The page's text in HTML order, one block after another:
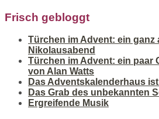
Frisch gebloggt
Türchen im Advent: ein ganz
Nikolausabend
Türchen im Advent: ein paar
von Alan Watts
Das Adventskalenderhaus
Das Grab des unbekannten
Ergreifende Musik